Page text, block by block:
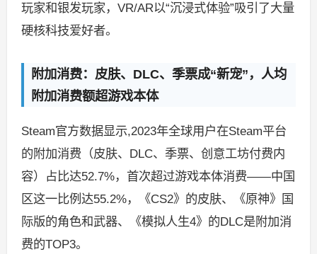
玩家和银发玩家，VR/AR以“沉浸式体验”吸引了大量
硬核科技爱好者。
附加消费：皮肤、DLC、季票成“新宠”，人均
附加消费额超游戏本体
Steam官方数据显示,2023年全球用户在Steam平台
的附加消费（皮肤、DLC、季票、创意工坊付费内
容）占比达52.7%，首次超过游戏本体消费——中国
区这一比例达55.2%，《CS2》的皮肤、《原神》国
际版的角色和武器、《模拟人生4》的DLC是附加消
费的TOP3。